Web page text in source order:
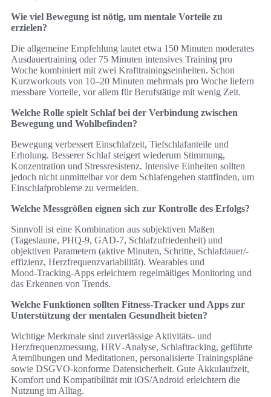
Wie viel Bewegung ist nötig, um mentale Vorteile zu
erzielen?
Die allgemeine Empfehlung lautet etwa 150 Minuten moderates
Ausdauertraining oder 75 Minuten intensives Training pro
Woche kombiniert mit zwei Krafttrainingseinheiten. Schon
Kurzworkouts von 10–20 Minuten mehrmals pro Woche liefern
messbare Vorteile, vor allem für Berufstätige mit wenig Zeit.
Welche Rolle spielt Schlaf bei der Verbindung zwischen
Bewegung und Wohlbefinden?
Bewegung verbessert Einschlafzeit, Tiefschlafanteile und
Erholung. Besserer Schlaf steigert wiederum Stimmung,
Konzentration und Stressresistenz. Intensive Einheiten sollten
jedoch nicht unmittelbar vor dem Schlafengehen stattfinden, um
Einschlafprobleme zu vermeiden.
Welche Messgrößen eignen sich zur Kontrolle des Erfolgs?
Sinnvoll ist eine Kombination aus subjektiven Maßen
(Tageslaune, PHQ‑9, GAD‑7, Schlafzufriedenheit) und
objektiven Parametern (aktive Minuten, Schritte, Schlafdauer/-
effizienz, Herzfrequenzvariabilität). Wearables und
Mood‑Tracking‑Apps erleichtern regelmäßiges Monitoring und
das Erkennen von Trends.
Welche Funktionen sollten Fitness‑Tracker und Apps zur
Unterstützung der mentalen Gesundheit bieten?
Wichtige Merkmale sind zuverlässige Aktivitäts‑ und
Herzfrequenzmessung, HRV‑Analyse, Schlaftracking, geführte
Atemübungen und Meditationen, personalisierte Trainingspläne
sowie DSGVO‑konforme Datensicherheit. Gute Akkulaufzeit,
Komfort und Kompatibilität mit iOS/Android erleichtern die
Nutzung im Alltag.